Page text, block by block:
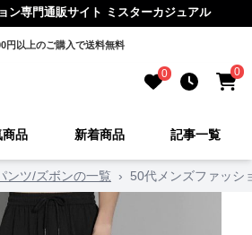
ン専門通販サイト ミスターカジュアル
円以上のご購入で送料無料
0 0
商品 新着商品 記事一覧
ンツ/ズボンの一覧 › 50代メンズファッ